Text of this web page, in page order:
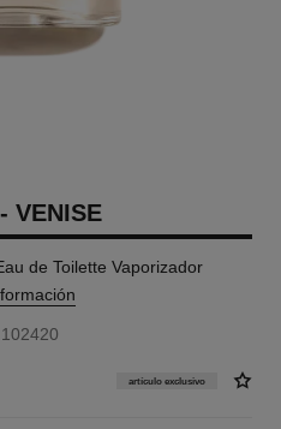
VENISE
de Toilette Vaporizador
artículo exclusivo